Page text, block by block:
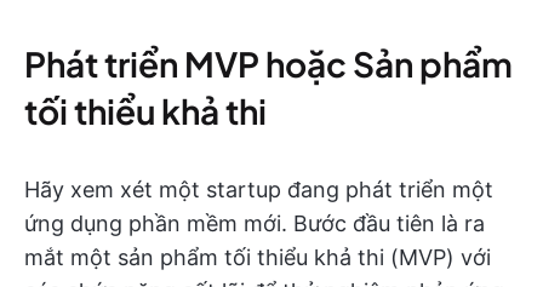
Phát triển MVP hoặc Sản phẩm
tối thiểu khả thi
Hãy xem xét một startup đang phát triển một
ứng dụng phần mềm mới. Bước đầu tiên là ra
mắt một sản phẩm tối thiểu khả thi (MVP) với